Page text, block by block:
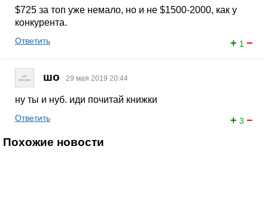
$725 за топ уже немало, но и не $1500-2000, как у
конкурента.
+ 1 −
Ответить
шо 29 мая 2019 20:44
ну ты и нуб. иди почитай книжки
+ 3 −
Ответить
Похожие новости